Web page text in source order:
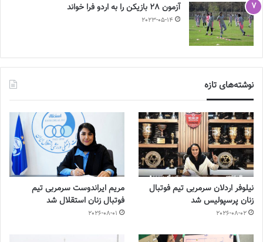
آزمون 28 بازیکن را به اردو فرا خواند
2023-05-14
نوشته‌های تازه
نیلوفر اردلان سرمربی تیم فوتبال
زنان پرسپولیس شد
2026-08-02
مریم ایراندوست سرمربی تیم
فوتبال زنان استقلال شد
2026-08-01